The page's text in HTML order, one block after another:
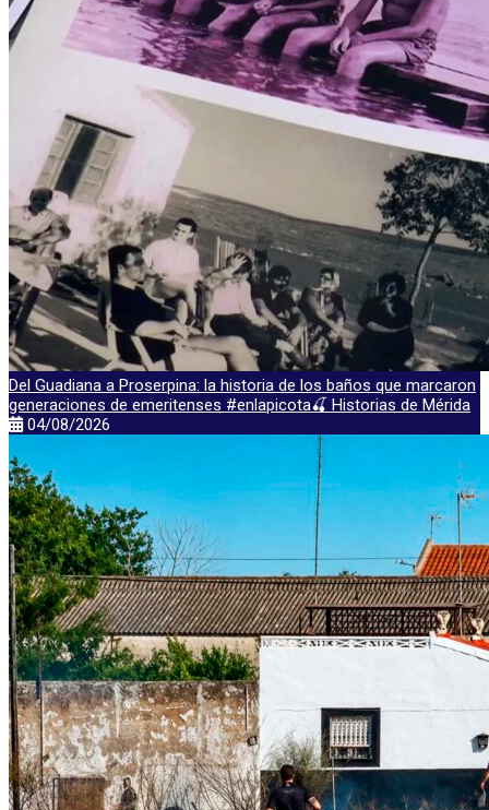
Del Guadiana a Proserpina: la historia de los baños que marcaron
generaciones de emeritenses #enlapicota🍒 Historias de Mérida
04/08/2026